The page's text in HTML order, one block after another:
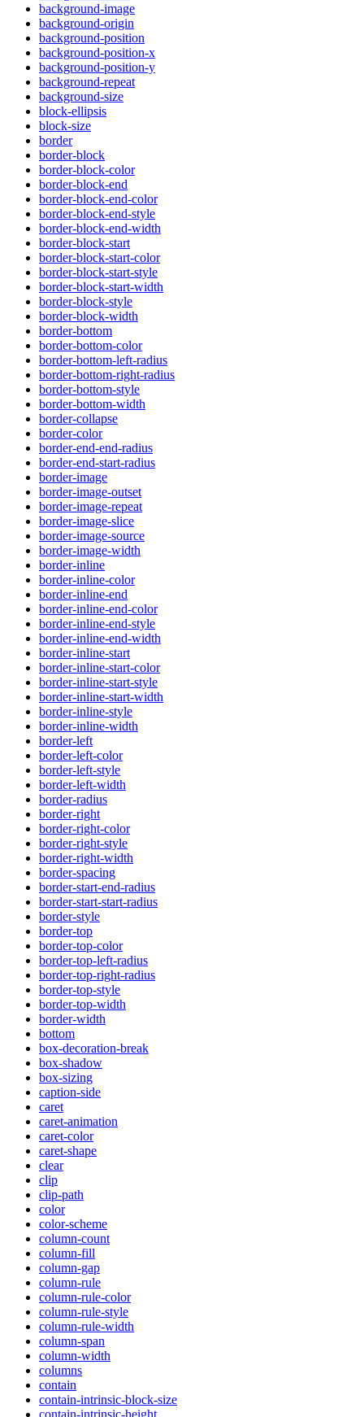
background-image
background-origin
background-position
background-position-x
background-position-y
background-repeat
background-size
block-ellipsis
block-size
border
border-block
border-block-color
border-block-end
border-block-end-color
border-block-end-style
border-block-end-width
border-block-start
border-block-start-color
border-block-start-style
border-block-start-width
border-block-style
border-block-width
border-bottom
border-bottom-color
border-bottom-left-radius
border-bottom-right-radius
border-bottom-style
border-bottom-width
border-collapse
border-color
border-end-end-radius
border-end-start-radius
border-image
border-image-outset
border-image-repeat
border-image-slice
border-image-source
border-image-width
border-inline
border-inline-color
border-inline-end
border-inline-end-color
border-inline-end-style
border-inline-end-width
border-inline-start
border-inline-start-color
border-inline-start-style
border-inline-start-width
border-inline-style
border-inline-width
border-left
border-left-color
border-left-style
border-left-width
border-radius
border-right
border-right-color
border-right-style
border-right-width
border-spacing
border-start-end-radius
border-start-start-radius
border-style
border-top
border-top-color
border-top-left-radius
border-top-right-radius
border-top-style
border-top-width
border-width
bottom
box-decoration-break
box-shadow
box-sizing
caption-side
caret
caret-animation
caret-color
caret-shape
clear
clip
clip-path
color
color-scheme
column-count
column-fill
column-gap
column-rule
column-rule-color
column-rule-style
column-rule-width
column-span
column-width
columns
contain
contain-intrinsic-block-size
contain-intrinsic-height